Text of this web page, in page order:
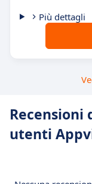
Più dettagli
Recensioni
utenti